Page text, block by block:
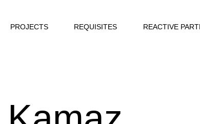
PROJECTS REQUISITES REACTIVE